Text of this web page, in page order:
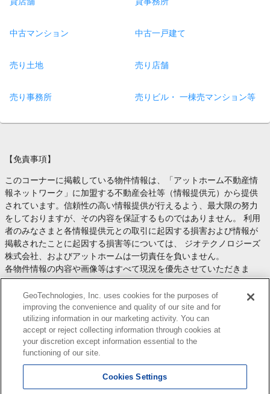
中古マンション 中古一戸建て
売り土地 売り店舗
売り事務所 売りビル・ 一棟売マンション等
【免責事項】
このコーナーに掲載している物件情報は、「アットホーム不動産情
報ネットワーク」に加盟する不動産会社等（情報提供元）から提供
されています。信頼性の高い情報提供が行えるよう、最大限の努力
をしておりますが、その内容を保証するものではありません。 利用
者のみなさまと各情報提供元との取引に起因する損害および情報が
掲載されたことに起因する損害等については、 ジオテクノロジーズ
株式会社、およびアットホームは一切責任を負いません。
各物件情報の内容や画像等はすべて現況を優先させていただきま
す。
お取引等（お取引の準備、資金調達等を含みます）の際には、内容
や契約条件等について、 各情報提供元より十分な説明を受け、ご自
身でご確認の上、判断してください。
このコーナーへの物件情報のご掲載、その他不動産業務ソリューシ
ョン等についての不動産会社様のお問合せはこちら
します。
GeoTechnologies, Inc. uses cookies for the purposes of
improving the convenience and quality of our site and for
utilizing information in our marketing activity. You can
accept or reject collecting information through cookies at
your discretion except information essential to the
functioning of our site.
Cookies Settings